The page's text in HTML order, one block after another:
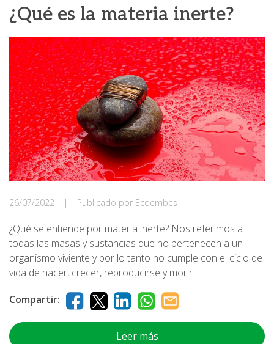
¿Qué es la materia inerte?
26/07/2022 | Publicado por Ecoembes
¿Qué se entiende por materia inerte? Nos referimos a
todas las masas y sustancias que no pertenecen a un
organismo viviente y por lo tanto no cumple con el ciclo de
vida de nacer, crecer, reproducirse y morir.
Compartir:
Leer más